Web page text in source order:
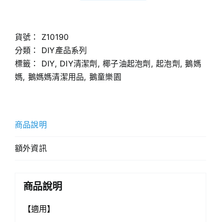
起
泡
劑
【1
量
貨號： Z10190
分類： DIY產品系列
標籤： DIY, DIY清潔劑,椰子油起泡劑,起泡劑,鵝媽
媽, 鵝媽媽清潔用品, 鵝童樂園
商品說明
額外資訊
商品說明
【適用】